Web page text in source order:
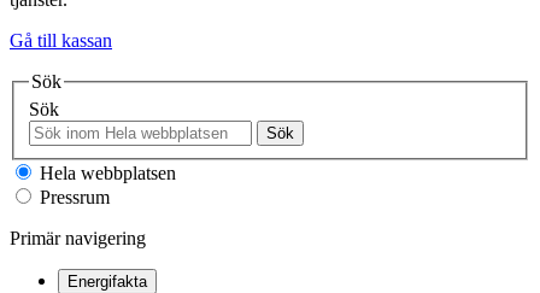
Gå till kassan
Sök
Sök
Sök
Hela webbplatsen
Pressrum
Primär navigering
Energifakta